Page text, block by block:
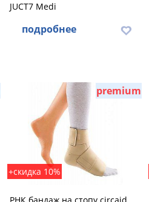
JUCT7 Medi
подробнее
premium
+скидка 10%